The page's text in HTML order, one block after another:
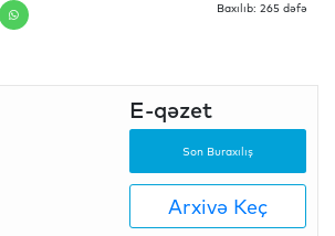
Baxılıb: 265 dəfə
E-qəzet
Son Buraxılış
Arxivə Keç